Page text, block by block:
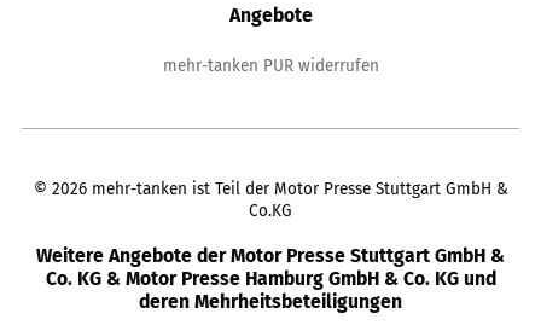
Angebote
mehr-tanken PUR widerrufen
© 2026 mehr-tanken ist Teil der Motor Presse Stuttgart GmbH &
Co.KG
Weitere Angebote der Motor Presse Stuttgart GmbH &
Co. KG & Motor Presse Hamburg GmbH & Co. KG und
deren Mehrheitsbeteiligungen